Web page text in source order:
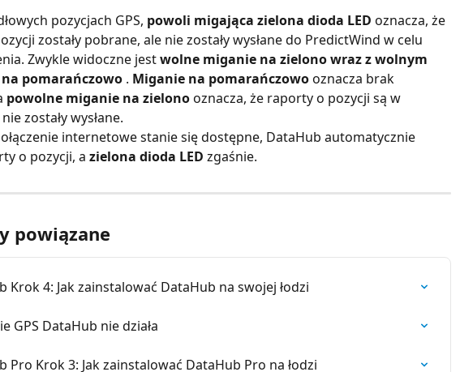
pozycjach GPS, powoli migająca zielona dioda LED oznacza, że ​​
zostały pobrane, ale nie zostały wysłane do PredictWind w celu
Zwykle widoczne jest wolne miganie na zielono wraz z wolnym
pomarańczowo . Miganie na pomarańczowo oznacza brak
powolne miganie na zielono oznacza, że ​​raporty o pozycji są w
zostały wysłane.
internetowe stanie się dostępne, DataHub automatycznie
o pozycji, a zielona dioda LED zgaśnie.
powiązane
Krok 4: Jak zainstalować DataHub na swojej łodzi
GPS DataHub nie działa
Pro Krok 3: Jak zainstalować DataHub Pro na łodzi